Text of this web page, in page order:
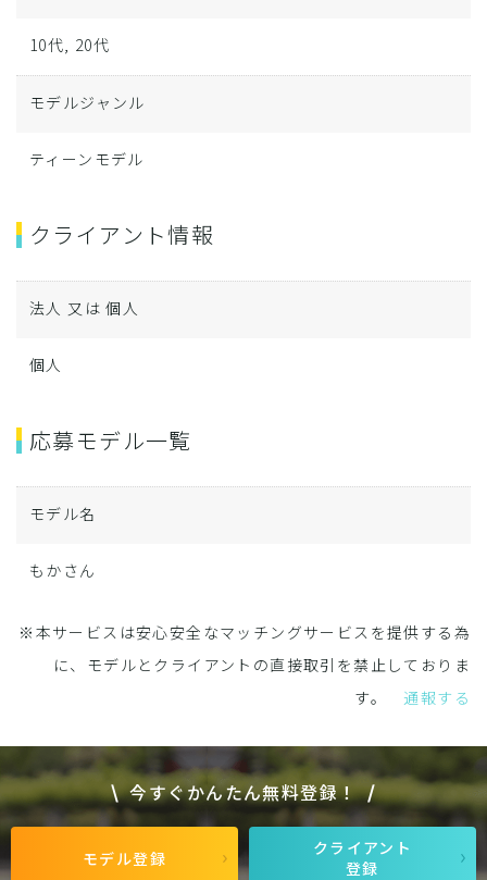
10代, 20代
モデルジャンル
ティーンモデル
クライアント情報
法人 又は 個人
個人
応募モデル一覧
モデル名
もかさん
※本サービスは安心安全なマッチングサービスを提供する為
に、モデルとクライアントの直接取引を禁止しておりま
す。通報する
今すぐかんたん無料登録！
モデル登録
クライアント
登録